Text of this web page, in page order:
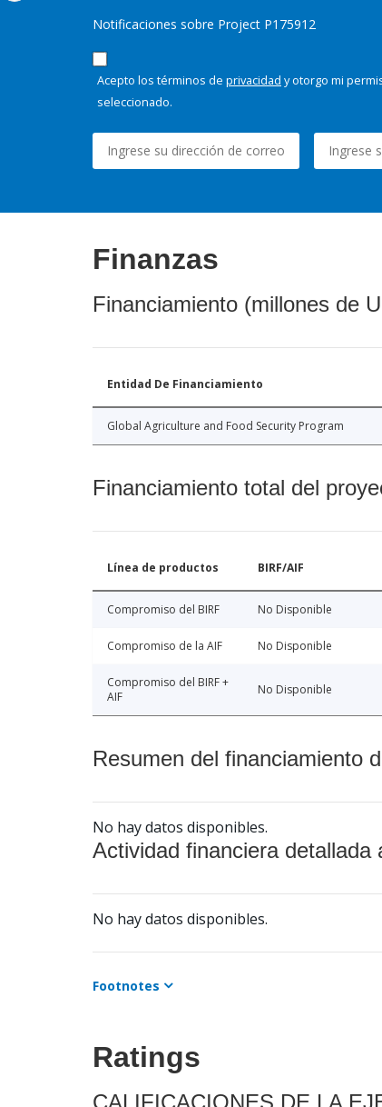
Notificaciones sobre Project P175912
Acepto los términos de privacidad y otorgo mi
seleccionado.
Finanzas
Financiamiento (millones de
Entidad De Financiamiento
Global Agriculture and Food Security Program
Financiamiento total del
Línea de productos BIRF/AIF
Compromiso del BIRF No Disponible
Compromiso de la AIF No Disponible
Compromiso del BIRF +
AIF
No Disponible
Resumen del financiamiento
No hay datos disponibles.
Actividad financiera detallada
No hay datos disponibles.
Footnotes
Ratings
CALIFICACIONES DE LA